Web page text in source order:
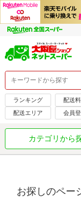
ランキング 配送
配送エリア
会員
カテゴリから
お探しのペー